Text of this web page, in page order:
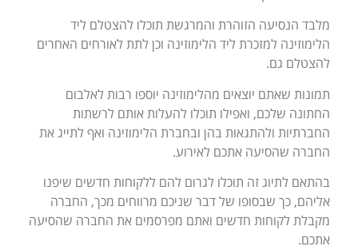
מלבד הנסיעה הזוהרת והמרגשת תוכלו להצטלם ליד
הלימוזינה למזכרת ליד הלימוזינה וכן לתת לאורחים האחרים
להצטלם גם.
תמונות שאתם יוצאים מהלימוזינה יוספו רבות לאלבום
החתונה שלכם, ואפילו תוכלו להעלות אותם לרשתות
החברתיות ולהתגאות בהן ובחברת הלימוזינה ואף לתייג את
החברה שהסיעה אתכם לאירוע.
בהתאם לתיוג זה תוכלו לגרום להם ללקוחות חדשים שיפנו
אליהם, כך שבסופו של דבר שניכם מרווחים מכך, החברה
מקבלת לקוחות חדשים ואתם מפרסמים את החברה שהסיעה
אתכם.